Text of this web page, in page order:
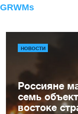
НОВОСТИ
Россияне
семь
востоке